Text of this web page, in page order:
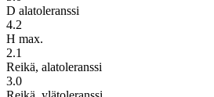
D alatoleranssi
4.2
H max.
2.1
Reikä, alatoleranssi
3.0